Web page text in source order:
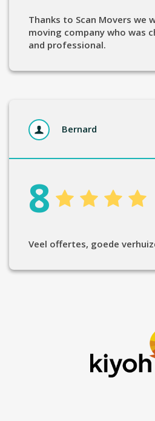
Thanks to Scan Movers we
moving company who was
and professional.
Bernard
8
Veel offertes, goede